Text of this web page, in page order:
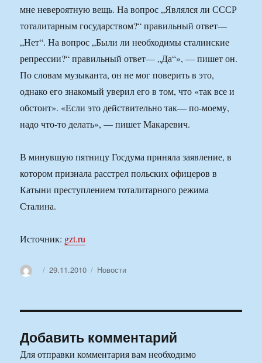
мне невероятную вещь. На вопрос „Являлся ли СССР
тоталитарным государством?“ правильный ответ—
„Нет“. На вопрос „Были ли необходимы сталинские
репрессии?“ правильный ответ— „Да“», — пишет он.
По словам музыканта, он не мог поверить в это,
однако его знакомый уверил его в том, что «так все и
обстоит». «Если это действительно так— по-моему,
надо что-то делать», — пишет Макаревич.
В минувшую пятницу Госдума приняла заявление, в
котором признала расстрел польских офицеров в
Катыни преступлением тоталитарного режима
Сталина.
Источник: gzt.ru
АвторОпубликовано
29.11.2010 Рубрики
Новости
Добавить комментарий
Для отправки комментария вам необходимо